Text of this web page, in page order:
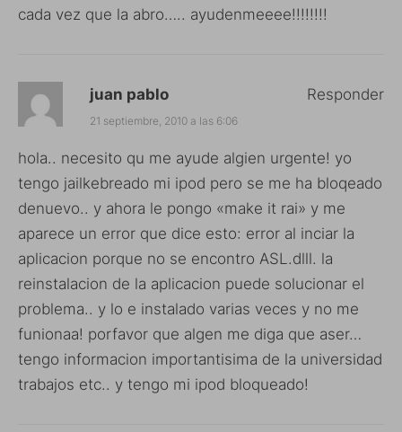
cada vez que la abro….. ayudenmeeee!!!!!!!!
juan pablo
21 septiembre, 2010 a las 6:06
hola.. necesito qu me ayude algien urgente! yo
tengo jailkebreado mi ipod pero se me ha bloqeado
denuevo.. y ahora le pongo «make it rai» y me
aparece un error que dice esto: error al inciar la
aplicacion porque no se encontro ASL.dlll. la
reinstalacion de la aplicacion puede solucionar el
problema.. y lo e instalado varias veces y no me
funionaa! porfavor que algen me diga que aser…
tengo informacion importantisima de la universidad
trabajos etc.. y tengo mi ipod bloqueado!
Responder